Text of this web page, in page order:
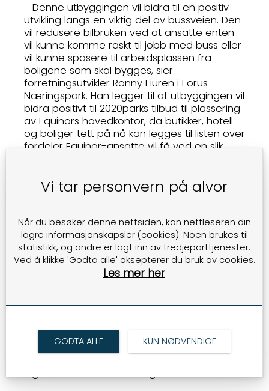
- Denne utbyggingen vil bidra til en positiv
utvikling langs en viktig del av bussveien. Den
vil redusere bilbruken ved at ansatte enten
vil kunne komme raskt til jobb med buss eller
vil kunne spasere til arbeidsplassen fra
boligene som skal bygges, sier
forretningsutvikler Ronny Fiuren i Forus
Næringspark. Han legger til at utbyggingen vil
bidra positivt til 2020parks tilbud til plassering
av Equinors hovedkontor, da butikker, hotell
og boliger tett på nå kan legges til listen over
fordeler Equinor-ansatte vil få ved en slik
Asplan Viak hadde på vegne av grunneier
fremmet et forslag til detaljregulering for en
rette for en ny nærings- og boligblokk med
et samlet bruksareal (BRA) på 12 000 m², i
tillegg til kjeller. Bygningen vil bli en
kombinasjon av boliger, forretninger,
kontorer, hotell, bevertning og tjenesteyting.
vil bidra til å styrke den bymessige strukturen
samt nye boliger. Etter høring og offentlig
ettersyn har innsigelser knyttet til
ingen sterke motforestillinger.
Vi tar personvern på alvor
Når du besøker denne nettsiden, kan nettleseren din
lagre informasjonskapsler (cookies). Noen brukes til
statistikk, og andre er lagt inn av tredjeparttjenester.
Ved å klikke 'Godta alle' aksepterer du bruk av cookies.
Les mer her
GODTA ALLE KUN NØDVENDIGE